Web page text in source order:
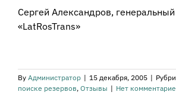
Сергей Александров,
«LatRosTrans»
By Администратор | 15 декабря, 2005 |
поиске резервов, Отзывы | Нет